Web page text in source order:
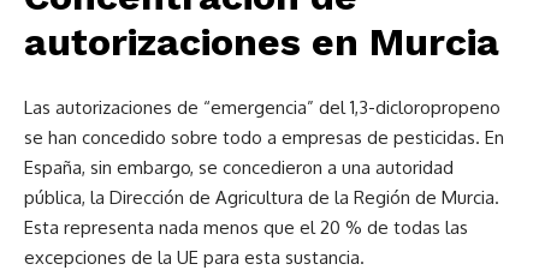
autorizaciones en Murcia
Las autorizaciones de “emergencia” del 1,3-dicloropropeno
se han concedido sobre todo a empresas de pesticidas. En
España, sin embargo, se concedieron a una autoridad
pública, la Dirección de Agricultura de la Región de Murcia.
Esta representa nada menos que el 20 % de todas las
excepciones de la UE para esta sustancia.